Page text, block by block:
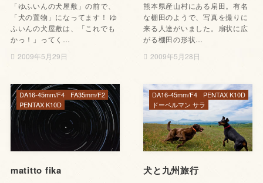
「ゆふいんの犬屋敷」の前で、
「犬の置物」になってます！ ゆ
ふいんの犬屋敷は、「これでも
かっ！」ってく…
2009年5月29日
熊本県産山村にある扇田。有名
な棚田のようで、写真を撮りに
来る人達がいました。扇状に広
がる棚田の形状…
2009年5月28日
matitto fika
DA16-45mm/F4
FA35mm/F2
PENTAX K10D
犬と九州旅行
DA16-45mm/F4
PENTAX K10D
ドーベルマン サラ